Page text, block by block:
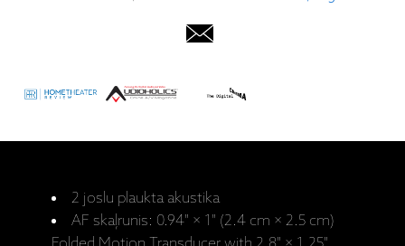
2 joslu plaukta akustika
AF skaļrunis: 0.94" × 1" (2.4 cm × 2.5 cm)